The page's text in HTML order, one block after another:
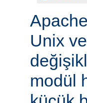
Unix
modül